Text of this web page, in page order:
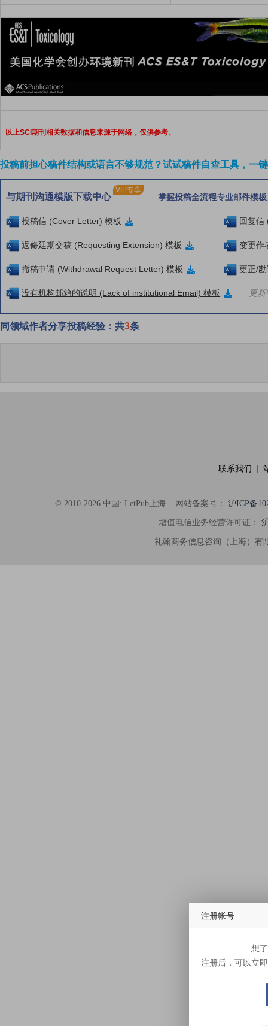
以上SCI期刊相关数据和信息来源于网络，仅供参考。
投稿前担心稿件结构或语言不够规范？试试稿件自查工具，一
与期刊沟通模版下载中心
VIP专享
掌握投稿全流程专业邮件模
投稿信 (Cover Letter) 模板 回复信
返修延期交稿 (Requesting Extension) 模板 变更作
撤稿申请 (Withdrawal Request Letter) 模板 更正/
没有机构邮箱的说明 (Lack of institutional Email) 模板 更
同领域作者分享投稿经验：共3条
联系我们
© 2010-2026 中国: LetPub上海网站备案号： 沪ICP备
增值电信业务经营许可证：
礼翰商务信息咨询（上海）
注册帐号
想
注册后，可以立